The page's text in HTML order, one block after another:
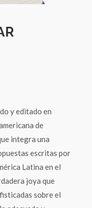
y editado en
de
integra una
escritas por
Latina en el
joya que
sobre el